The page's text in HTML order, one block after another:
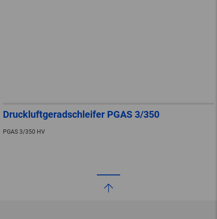
Druckluftgeradschleifer PGAS 3/350
PGAS 3/350 HV